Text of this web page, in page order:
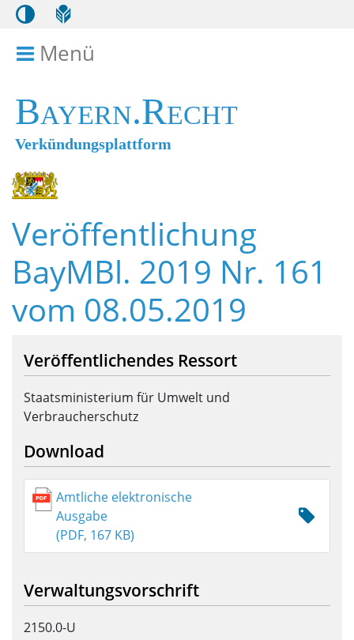
Menü
Bayern.Recht
Verkündungsplattform
Veröffentlichung
BayMBl. 2019 Nr. 161
vom 08.05.2019
Veröffentlichendes Ressort
Staatsministerium für Umwelt und
Verbraucherschutz
Download
Amtliche elektronische
Ausgabe
(PDF, 167 KB)
Verwaltungsvorschrift
2150.0-U